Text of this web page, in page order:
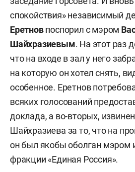
спокойствия» независимый
Еретновпоспорил с мэром
Шайхразиевым. На этот раз
что на входе в зал у него
на которую он хотел снять,
особенное. Еретнов
всяких голосований
доклада, а во-вторых,
Шайхразиева за то, что на
он был якобы оболган мэром
фракции «Единая Россия».